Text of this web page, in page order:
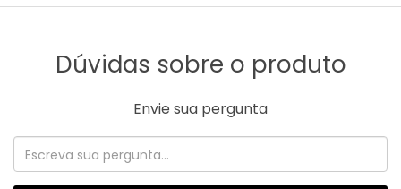
Dúvidas sobre o produto
Envie sua pergunta